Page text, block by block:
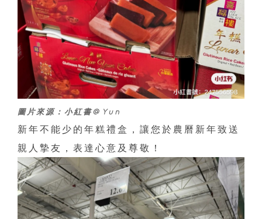
圖片來源：小紅書@Yun
新年不能少的年糕禮盒，讓您於農曆新年致送
親人摯友，表達心意及尊敬！